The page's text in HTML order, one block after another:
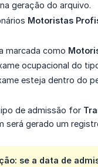
geração do arquivo.
Motoristas
marcada como
ocupacional do
esteja dentro do
de admissão for
será gerado um
se a data de